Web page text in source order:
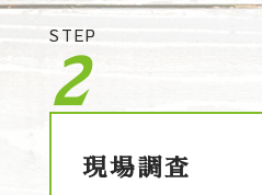
STEP
2
現場調査